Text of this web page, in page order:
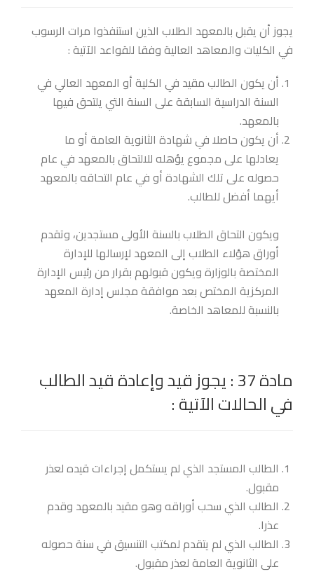
يجوز أن يقبل بالمعهد الطلاب الذين استنفذوا مرات الرسوب
في الكليات والمعاهد العالية وفقا للقواعد الآتية :
أن يكون الطالب مقيد في الكلية أو المعهد العالي في
السنة الدراسية السابقة على السنة التي يلتحق فيها
بالمعهد.
أن يكون حاصلا في شهادة الثانوية العامة أو ما
يعادلها على مجموع يؤهله للالتحاق بالمعهد في عام
حصوله على تلك الشهادة أو في عام التحاقه بالمعهد
أيهما أفضل للطالب.
ويكون التحاق الطلاب بالسنة الأولى مستجدين، وتقدم
أوراق هؤلاء الطلاب إلى المعهد لإرسالها للإدارة
المختصة بالوزارة ويكون قبولهم بقرار من رئيس الإدارة
المركزية المختص بعد موافقة مجلس إدارة المعهد
بالنسبة للمعاهد الخاصة.
مادة 37 : يجوز قيد وإعادة قيد الطالب
في الحالات الآتية :
الطالب المستجد الذي لم يستكمل إجراءات قيده لعذر
مقبول.
الطالب الذي سحب أوراقه وهو مقيد بالمعهد وقدم
عذرا.
الطالب الذي لم يتقدم لمكتب التنسيق في سنة حصوله
على الثانوية العامة لعذر مقبول.